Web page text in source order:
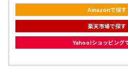
Amazonで探す
楽天市場で探す
Yahoo!ショッピング